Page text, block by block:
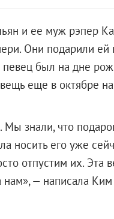
и ее муж рэпер
Они подарили ей
был на дне
еще в октябре
знали, что
носить его уже
отпустим их. Эта
— написала Ким